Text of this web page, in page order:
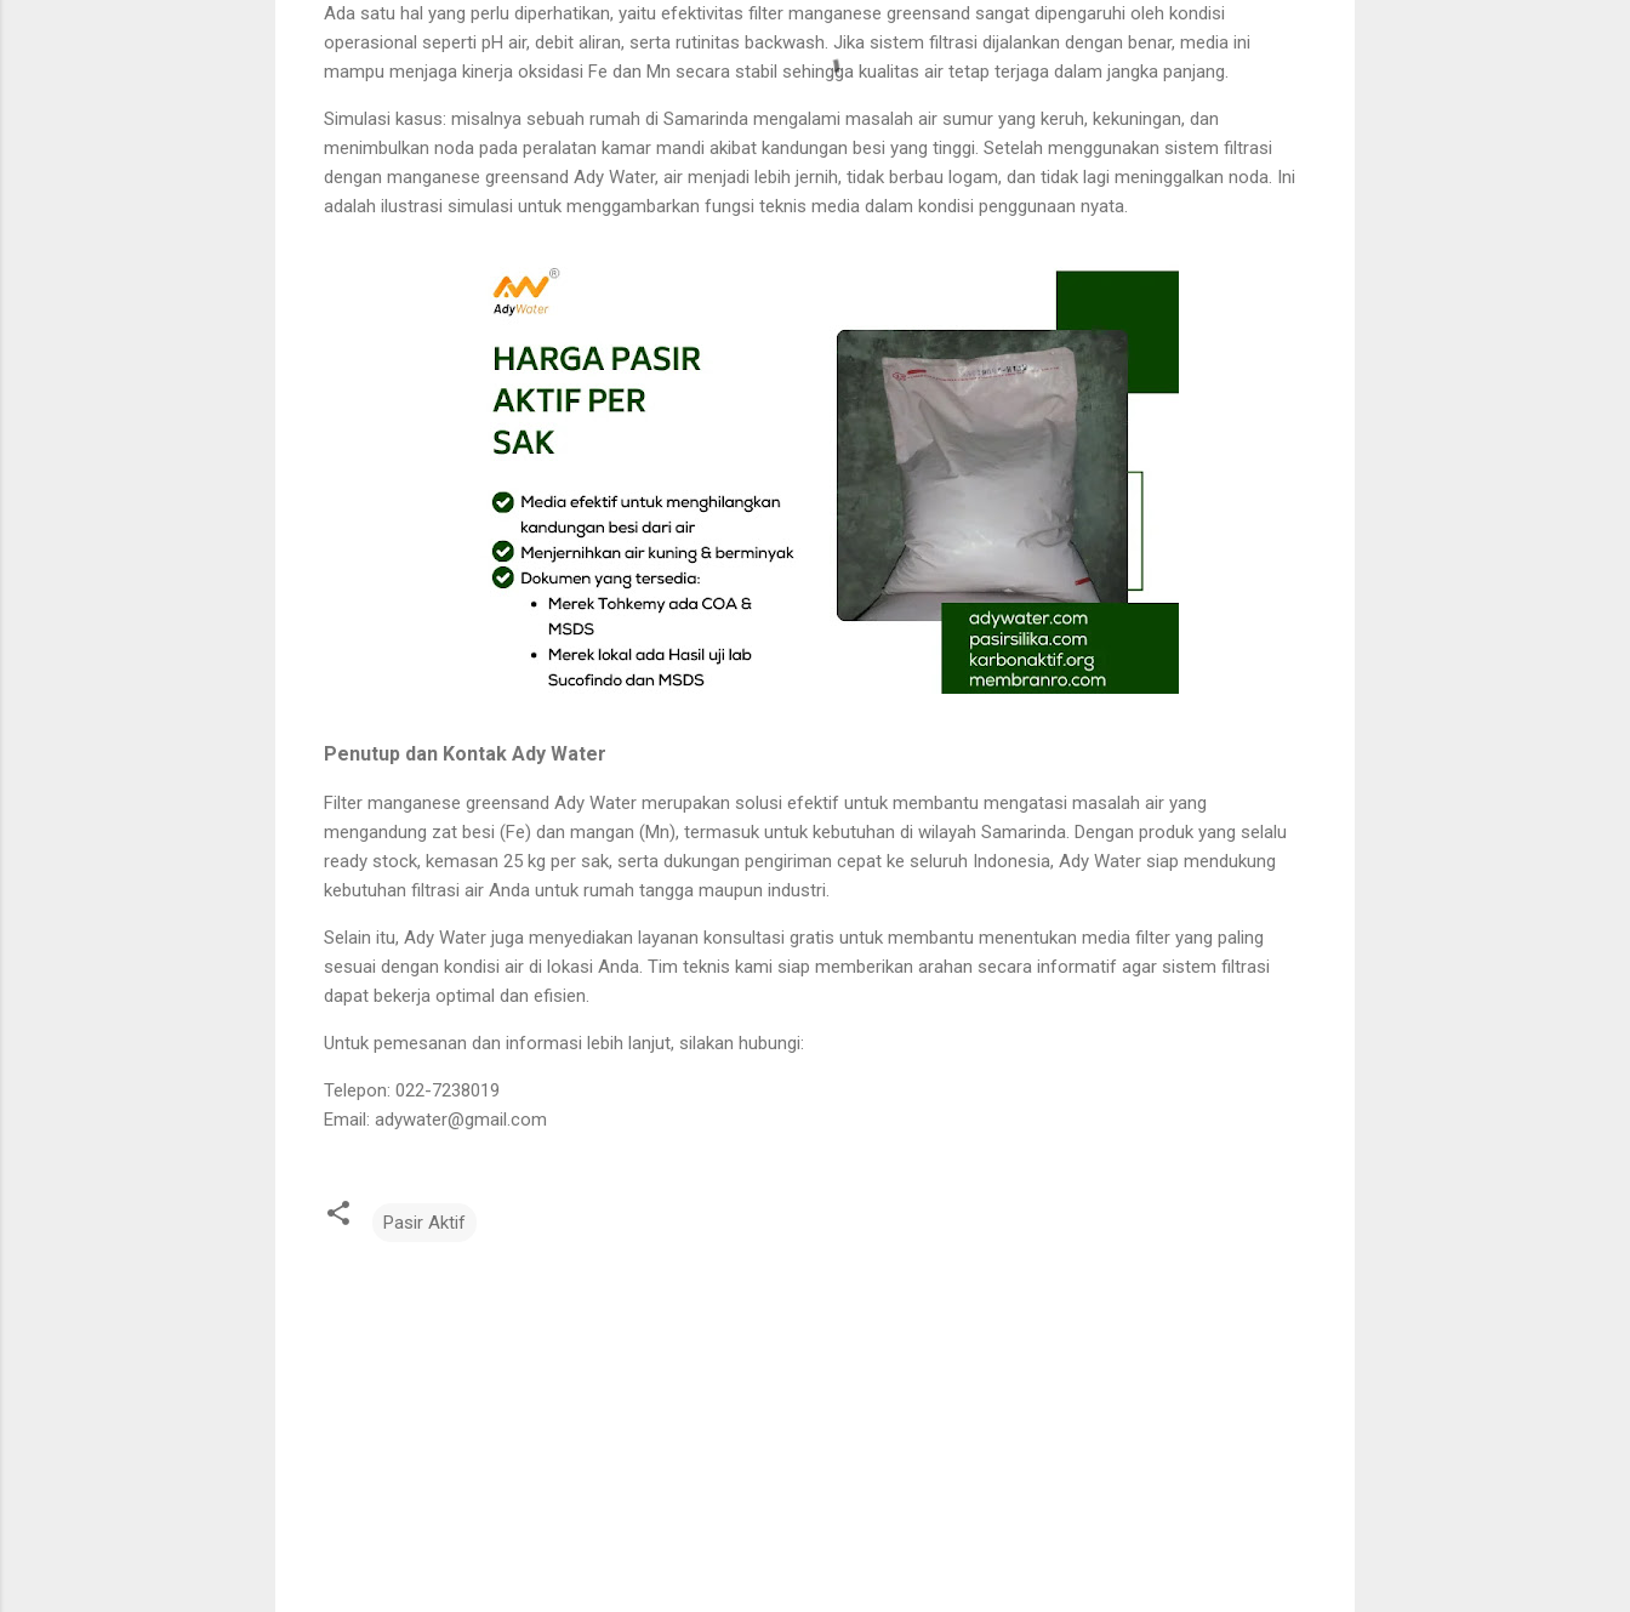
Ada satu hal yang perlu diperhatikan, yaitu efektivitas filter manganese greensand sangat dipengaruhi oleh kondisi
operasional seperti pH air, debit aliran, serta rutinitas backwash. Jika sistem filtrasi dijalankan dengan benar, media ini
mampu menjaga kinerja oksidasi Fe dan Mn secara stabil sehingga kualitas air tetap terjaga dalam jangka panjang.
Simulasi kasus: misalnya sebuah rumah di Samarinda mengalami masalah air sumur yang keruh, kekuningan, dan
menimbulkan noda pada peralatan kamar mandi akibat kandungan besi yang tinggi. Setelah menggunakan sistem filtrasi
dengan manganese greensand Ady Water, air menjadi lebih jernih, tidak berbau logam, dan tidak lagi meninggalkan noda. Ini
adalah ilustrasi simulasi untuk menggambarkan fungsi teknis media dalam kondisi penggunaan nyata.
Penutup dan Kontak Ady Water
Filter manganese greensand Ady Water merupakan solusi efektif untuk membantu mengatasi masalah air yang
mengandung zat besi (Fe) dan mangan (Mn), termasuk untuk kebutuhan di wilayah Samarinda. Dengan produk yang selalu
ready stock, kemasan 25 kg per sak, serta dukungan pengiriman cepat ke seluruh Indonesia, Ady Water siap mendukung
kebutuhan filtrasi air Anda untuk rumah tangga maupun industri.
Selain itu, Ady Water juga menyediakan layanan konsultasi gratis untuk membantu menentukan media filter yang paling
sesuai dengan kondisi air di lokasi Anda. Tim teknis kami siap memberikan arahan secara informatif agar sistem filtrasi
dapat bekerja optimal dan efisien.
Untuk pemesanan dan informasi lebih lanjut, silakan hubungi:
Telepon: 022-7238019
Email: adywater@gmail.com
Pasir Aktif